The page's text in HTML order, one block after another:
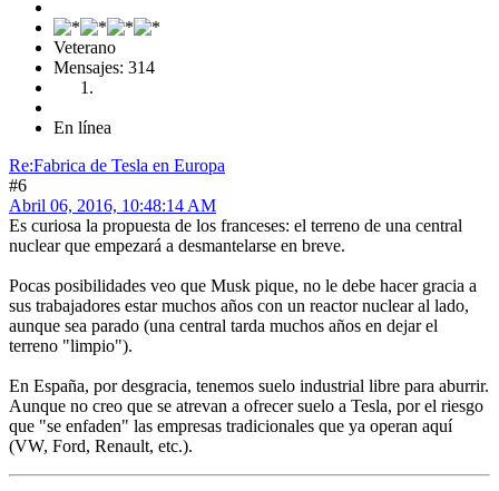
Veterano
Mensajes: 314
En línea
Re:Fabrica de Tesla en Europa
#6
Abril 06, 2016, 10:48:14 AM
Es curiosa la propuesta de los franceses: el terreno de una central
nuclear que empezará a desmantelarse en breve.
Pocas posibilidades veo que Musk pique, no le debe hacer gracia a
sus trabajadores estar muchos años con un reactor nuclear al lado,
aunque sea parado (una central tarda muchos años en dejar el
terreno "limpio").
En España, por desgracia, tenemos suelo industrial libre para aburrir.
Aunque no creo que se atrevan a ofrecer suelo a Tesla, por el riesgo
que "se enfaden" las empresas tradicionales que ya operan aquí
(VW, Ford, Renault, etc.).